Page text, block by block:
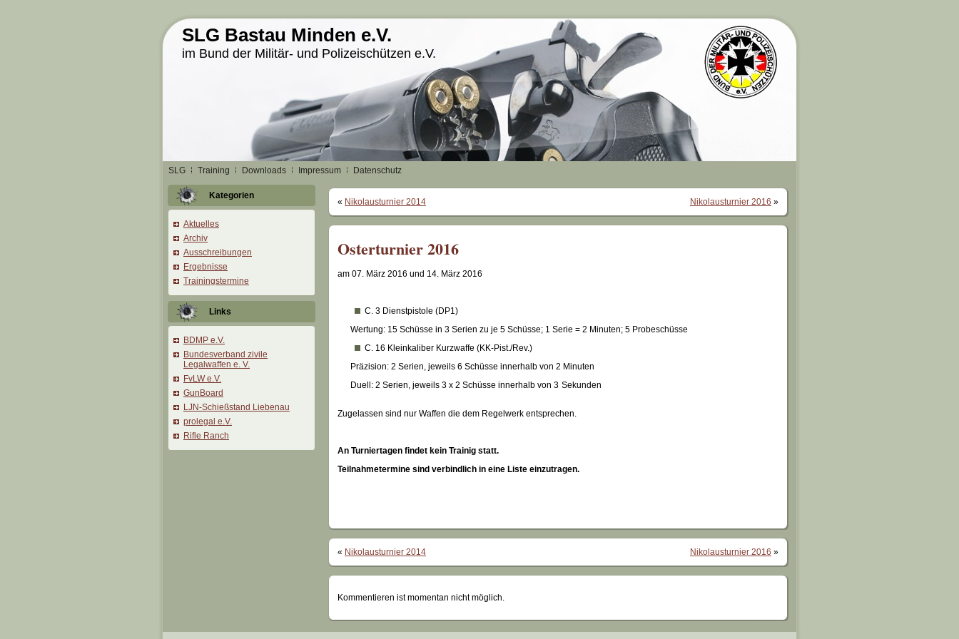
SLG Bastau Minden e.V.
im Bund der Militär- und Polizeischützen e.V.
SLG Training Downloads Impressum Datenschutz
Kategorien
Aktuelles
Archiv
Ausschreibungen
Ergebnisse
Trainingstermine
Links
BDMP e.V.
Bundesverband zivile
Legalwaffen e. V.
FvLW e.V.
GunBoard
LJN-Schießstand Liebenau
prolegal e.V.
Rifle Ranch
« Nikolausturnier 2014 Nikolausturnier 2016 »
Osterturnier 2016
am 07. März 2016 und 14. März 2016
C. 3 Dienstpistole (DP1)
Wertung: 15 Schüsse in 3 Serien zu je 5 Schüsse; 1 Serie = 2 Minuten; 5 Probeschüsse
C. 16 Kleinkaliber Kurzwaffe (KK-Pist./Rev.)
Präzision: 2 Serien, jeweils 6 Schüsse innerhalb von 2 Minuten
Duell: 2 Serien, jeweils 3 x 2 Schüsse innerhalb von 3 Sekunden
Zugelassen sind nur Waffen die dem Regelwerk entsprechen.
An Turniertagen findet kein Trainig statt.
Teilnahmetermine sind verbindlich in eine Liste einzutragen.
« Nikolausturnier 2014 Nikolausturnier 2016 »
Kommentieren ist momentan nicht möglich.